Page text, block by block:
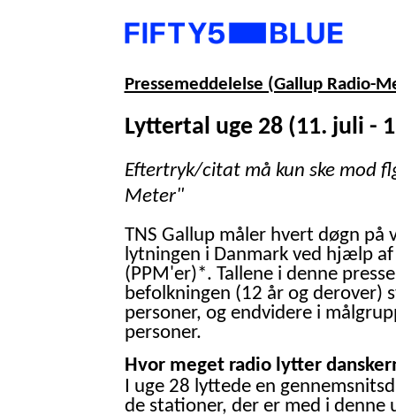
Pressemeddelelse (Gallup Radio-
Lyttertal uge 28 (11. juli -
Eftertryk/citat må kun ske mod
Meter"
TNS Gallup måler hvert døgn på
lytningen i Danmark ved hjælp
(PPM'er)*. Tallene i denne
befolkningen (12 år og derover)
personer, og endvidere i
personer.
Hvor meget radio lytter
I uge 28 lyttede en
de stationer, der er med i denne